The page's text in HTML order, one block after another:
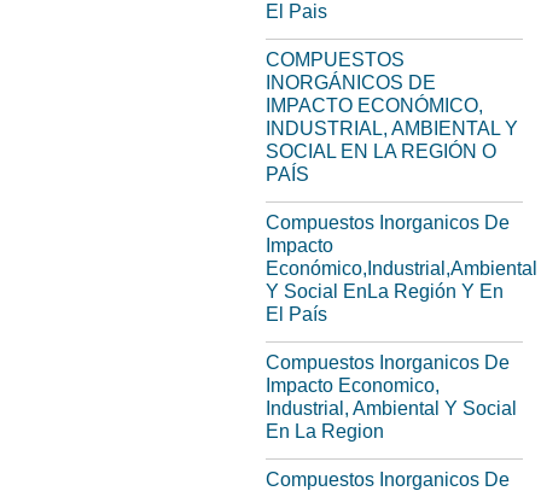
El Pais
COMPUESTOS
INORGÁNICOS DE
IMPACTO ECONÓMICO,
INDUSTRIAL, AMBIENTAL Y
SOCIAL EN LA REGIÓN O
PAÍS
Compuestos Inorganicos De
Impacto
Económico,Industrial,Ambiental
Y Social EnLa Región Y En
El País
Compuestos Inorganicos De
Impacto Economico,
Industrial, Ambiental Y Social
En La Region
Compuestos Inorganicos De